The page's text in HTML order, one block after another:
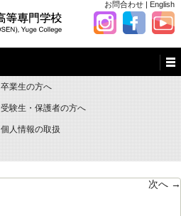
お問合わせ | English
卒業生の方へ
受験生・保護者の方へ
個人情報の取扱
次へ →